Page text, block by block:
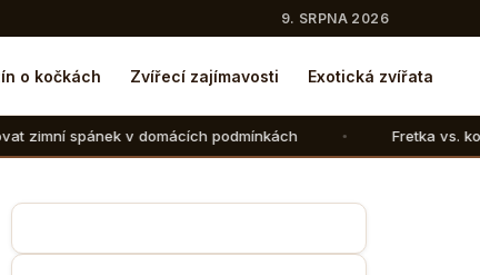
9. SRPNA 2026
o kočkách Zvířecí zajímavosti Exotická zvířata
podmínkách Fretka vs. kočka: V čem se liší